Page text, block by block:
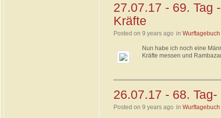
27.07.17 - 69. Tag
Kräfte
Posted on 9 years ago in
Nun habe ich noch eine
Kräfte messen und
26.07.17 - 68.
Posted on 9 years ago in